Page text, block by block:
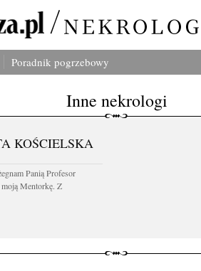
Poradnik pogrzebowy
Inne nekrologi
KOŚCIELSKA
Panią Profesor
Mentorkę. Z